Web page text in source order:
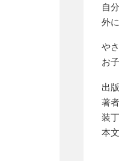
自
外
や
お
出
著
装
本